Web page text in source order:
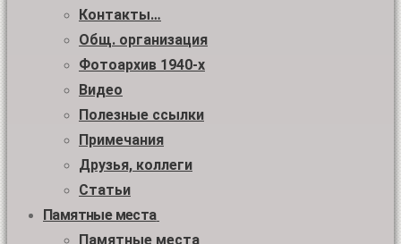
Контакты…
Общ. организация
Фотоархив 1940-х
Видео
Полезные ссылки
Примечания
Друзья, коллеги
Статьи
Памятные места
Памятные места